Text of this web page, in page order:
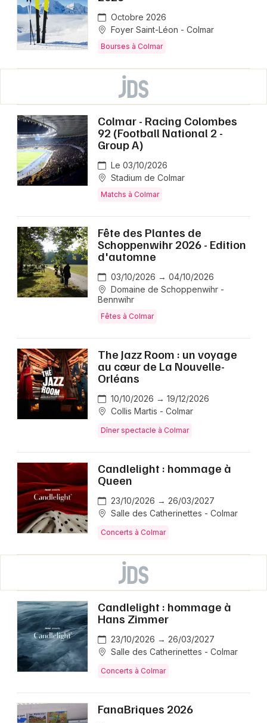
Octobre 2026
Foyer Saint-Léon - Colmar
Bourses à Colmar
Colmar - Racing Colombes
92 (Football National 2 -
Group A)
Le 03/10/2026
Stadium de Colmar
Matchs à Colmar
Fête des Plantes de
Schoppenwihr 2026 - Edition
d'automne
03/10/2026 → 04/10/2026
Domaine de Schoppenwihr -
Bennwihr
Fêtes à Colmar
The Jazz Room : un voyage
au cœur de La Nouvelle-
Orléans
10/10/2026 → 19/12/2026
Collis Martis - Colmar
Dîner spectacle à Colmar
Candlelight : hommage à
Queen
23/10/2026 → 26/03/2027
Salle des Catherinettes - Colmar
Concerts à Colmar
Candlelight : hommage à
Hans Zimmer
23/10/2026 → 26/03/2027
Salle des Catherinettes - Colmar
Concerts à Colmar
FanaBriques 2026